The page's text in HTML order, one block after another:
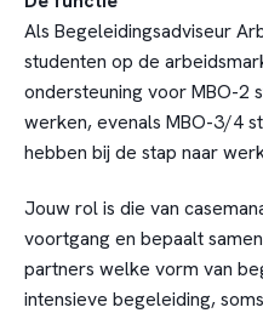
Als Begeleidingsadviseur
studenten op de
ondersteuning voor MBO-2
werken, evenals MBO-3/4
hebben bij de stap naar
Jouw rol is die van
voortgang en bepaalt
partners welke vorm van
intensieve begeleiding,